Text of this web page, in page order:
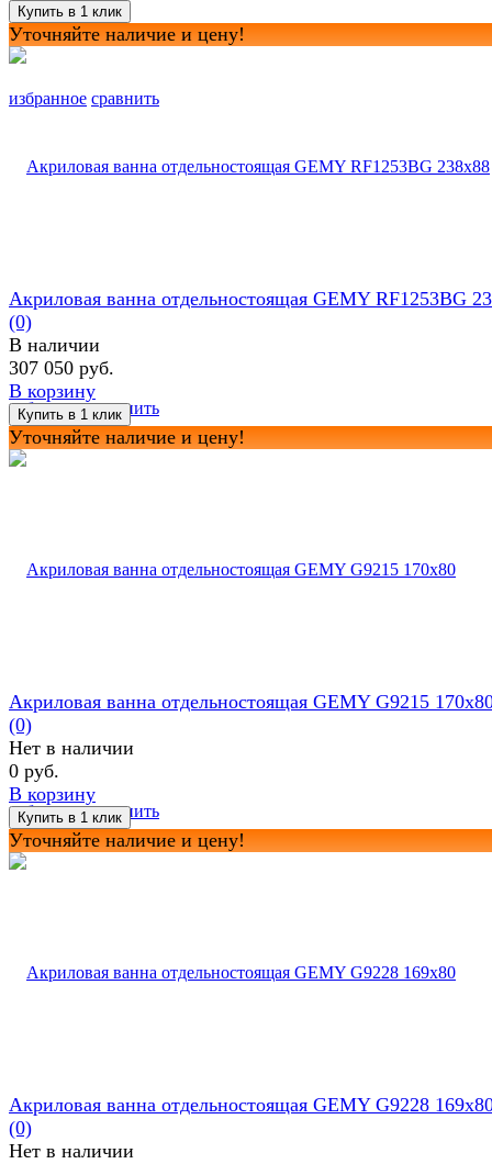
избранное сравнить
Уточняйте наличие и цену!
избранное сравнить
Акриловая ванна отдельностоящая GEMY RF1253BG
(0)
В наличии
307 050 руб.
В корзину
Уточняйте наличие и цену!
избранное сравнить
Акриловая ванна отдельностоящая GEMY G9215
(0)
Нет в наличии
0 руб.
В корзину
Уточняйте наличие и цену!
Акриловая ванна отдельностоящая GEMY G9228
(0)
Нет в наличии